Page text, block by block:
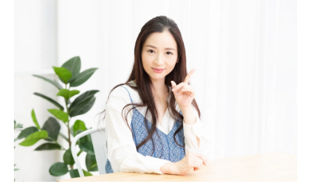
大河原町で注目されるグッチアイテム
市場分析から見える売るタイミング
地域特有の需要と供給バランスを考慮
大河原町特有のブランド買取動向
大河原町での高価買取を実現するために知って
おくべき査定ポイント
査定額に影響を与えるグッチの特徴
使用状況が査定に及ぼす影響